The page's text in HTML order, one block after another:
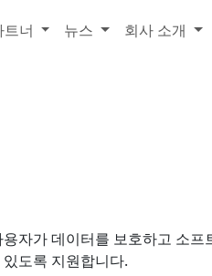
트너 뉴스 회사 소개
자가 데이터를 보호하고 소프
도록 지원합니다.